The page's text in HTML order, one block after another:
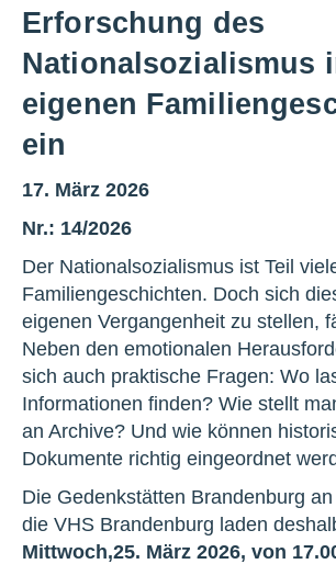
Erforschung des
Nationalsozialismus
eigenen
ein
17. März 2026
Nr.: 14/2026
Der Nationalsozialismus ist Teil
Familiengeschichten. Doch sich
eigenen Vergangenheit zu stellen,
Neben den emotionalen
sich auch praktische Fragen: Wo
Informationen finden? Wie stellt
an Archive? Und wie können
Dokumente richtig eingeordnet
Die Gedenkstätten Brandenburg
die VHS Brandenburg laden
Mittwoch,25. März 2026, von